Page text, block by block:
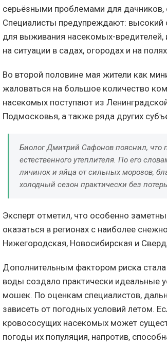
серьёзными проблемами для дачников,
Специалисты предупреждают: высокий
для выживания насекомых-вредителей,
на ситуации в садах, огородах и на
Во второй половине мая жители как
жаловаться на большое количество
насекомых поступают из
Подмосковья, а также ряда других
Биолог Дмитрий Сафонов пояснил,
естественного утеплителя. По его
личинок и яйца от сильных морозов,
холодный сезон практически без
Эксперт отметил, что особенно
оказаться в регионах с наиболее
Нижегородская, Новосибирская и
Дополнительным фактором риска
воды создало практически идеальные
мошек. По оценкам специалистов,
зависеть от погодных условий летом.
кровососущих насекомых может
погоды их популяция, напротив,